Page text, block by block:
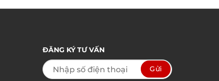
₫ 680.000 ₫
ĐĂNG KÝ TƯ VẤN